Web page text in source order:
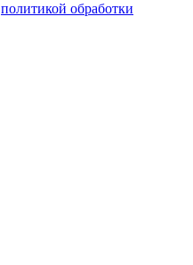
политикой обработки